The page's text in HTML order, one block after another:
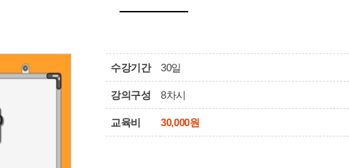
수강기간 30일
강의구성 8차시
교육비 30,000원